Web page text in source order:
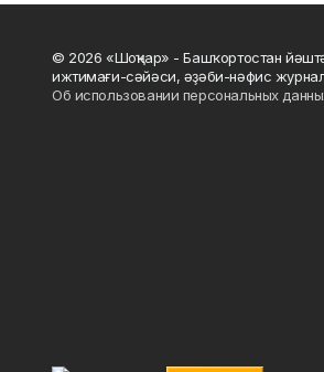
© 2026 «Шоңҡар» - Башҡортостан
ижтимағи-сәйәси, әҙәби-нәфис
Об использовании персональных